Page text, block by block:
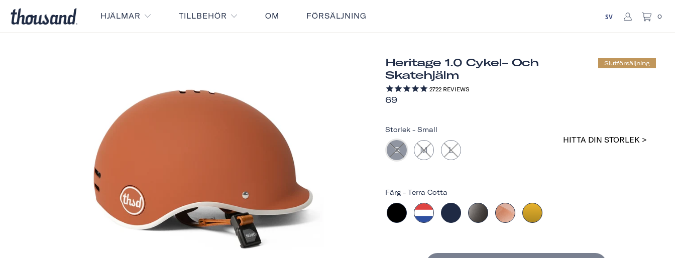
HJÄLMAR TILLBEHÖR OM FÖRSÄLJNING SV 0
Slutförsäljning
Heritage 1.0 Cykel- Och
Skatehjälm
2722 REVIEWS
69
Färg - Terra Cotta
Storlek - Small
S M L
HITTA DIN STORLEK >